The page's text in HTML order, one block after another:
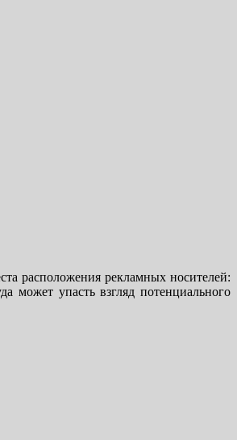
расположения рекламных носителей:
может упасть взгляд потенциального